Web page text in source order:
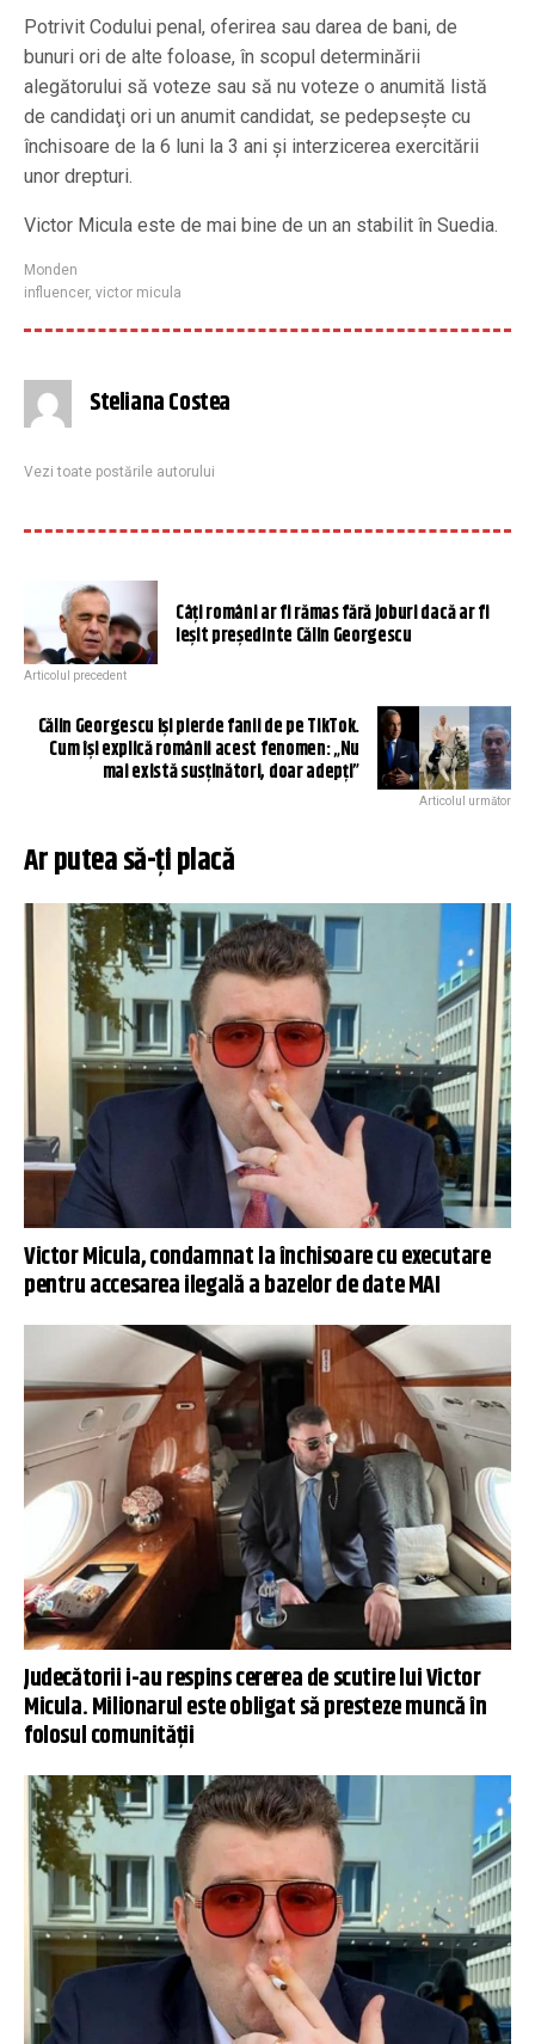
Potrivit Codului penal, oferirea sau darea de bani, de
bunuri ori de alte foloase, în scopul determinării
alegătorului să voteze sau să nu voteze o anumită listă
de candidaţi ori un anumit candidat, se pedepseşte cu
închisoare de la 6 luni la 3 ani şi interzicerea exercitării
unor drepturi.
Victor Micula este de mai bine de un an stabilit în Suedia.
Monden
influencer, victor micula
Steliana Costea
Vezi toate postările autorului
Câți români ar fi rămas fără joburi dacă ar fi
ieșit președinte Călin Georgescu
Articolul precedent
Călin Georgescu își pierde fanii de pe TikTok.
Cum își explică românii acest fenomen: „Nu
mai există susținători, doar adepți”
Articolul următor
Ar putea să-ți placă
Victor Micula, condamnat la închisoare cu executare
pentru accesarea ilegală a bazelor de date MAI
Judecătorii i-au respins cererea de scutire lui Victor
Micula. Milionarul este obligat să presteze muncă în
folosul comunității